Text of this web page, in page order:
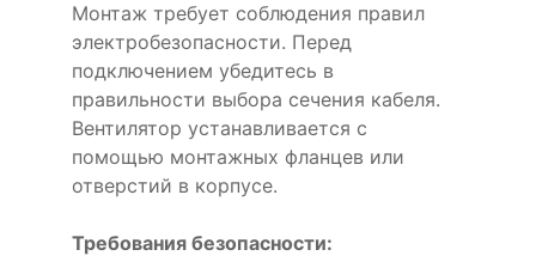
Монтаж требует соблюдения правил
электробезопасности. Перед
подключением убедитесь в
правильности выбора сечения кабеля.
Вентилятор устанавливается с
помощью монтажных фланцев или
отверстий в корпусе.
Требования безопасности: